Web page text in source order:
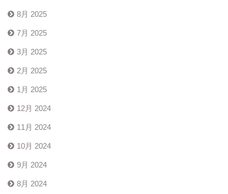
8月 2025
7月 2025
3月 2025
2月 2025
1月 2025
12月 2024
11月 2024
10月 2024
9月 2024
8月 2024